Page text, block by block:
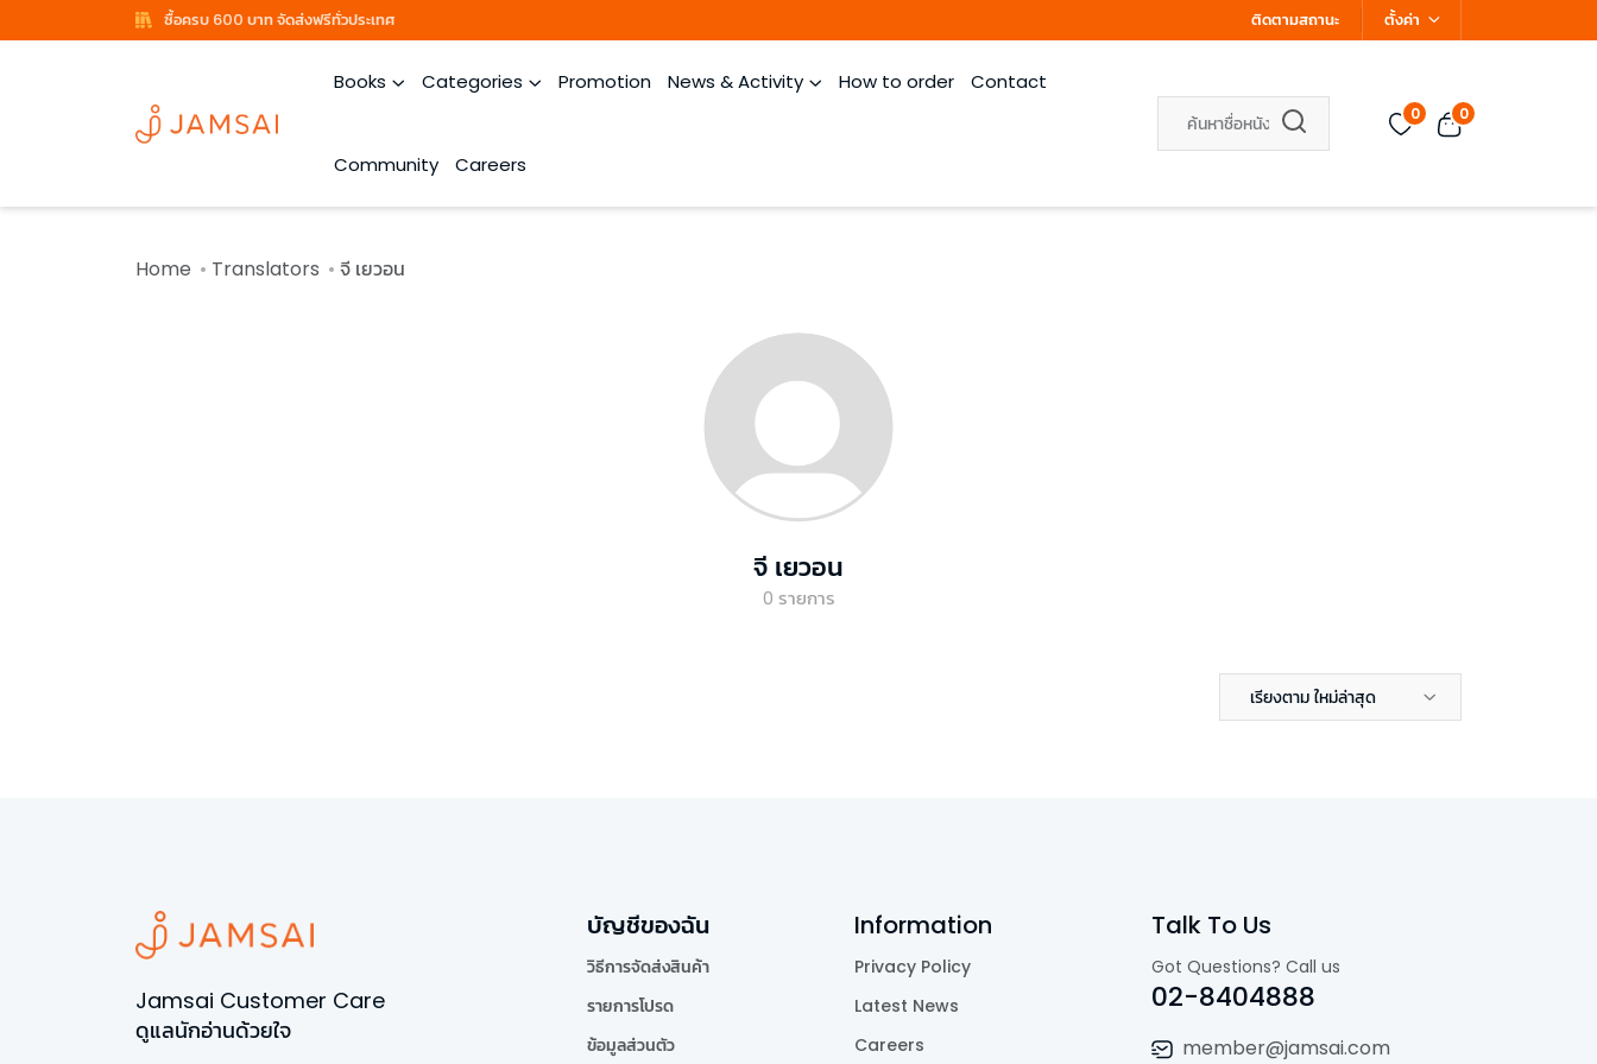
ซื้อครบ 600 บาท จัดส่งฟรีทั่วประเทศ ติดตามสถานะ ตั้งค่า
Books Categories Promotion News & Activity How to order Contact
Community Careers
0 0
Home Translators จี เยวอน
จี เยวอน
0 รายการ
เรียงตาม ใหม่ล่าสุด
Jamsai Customer Care
ดูแลนักอ่านด้วยใจ
บัญชีของฉัน
วิธีการจัดส่งสินค้า
รายการโปรด
ข้อมูลส่วนตัว
Information
Privacy Policy
Latest News
Careers
Talk To Us
Got Questions? Call us
02-8404888
member@jamsai.com